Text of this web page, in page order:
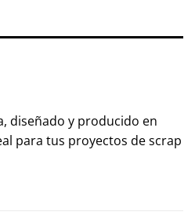
diseñado y producido en
para tus proyectos de scrap